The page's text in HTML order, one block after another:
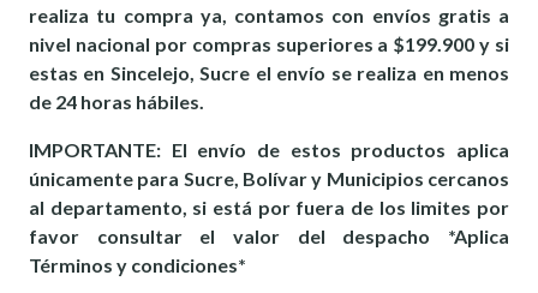
realiza tu compra ya, contamos con envíos gratis a
nivel nacional por compras superiores a $199.900 y si
estas en Sincelejo, Sucre el envío se realiza en menos
de 24 horas hábiles.
IMPORTANTE: El envío de estos productos aplica
únicamente para Sucre, Bolívar y Municipios cercanos
al departamento, si está por fuera de los limites por
favor consultar el valor del despacho *Aplica
Términos y condiciones*